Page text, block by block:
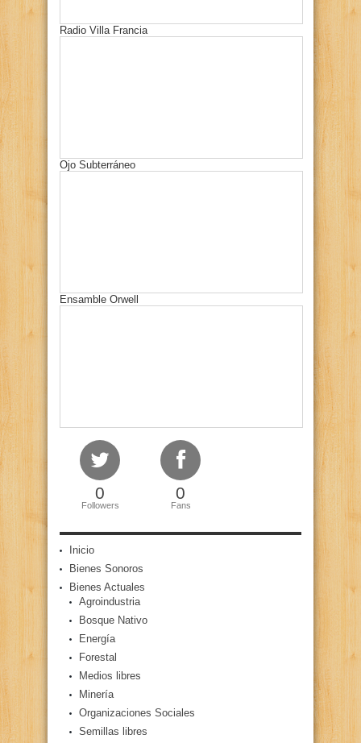
Radio Villa Francia
Ojo Subterráneo
Ensamble Orwell
0
Followers
0
Fans
Inicio
Bienes Sonoros
Bienes Actuales
Agroindustria
Bosque Nativo
Energía
Forestal
Medios libres
Minería
Organizaciones Sociales
Semillas libres